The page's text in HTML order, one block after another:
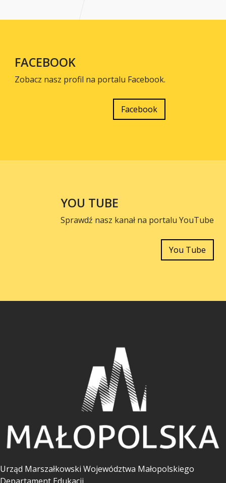
FACEBOOK
Zobacz nasz profil na portalu Facebook.
Facebook
YOU TUBE
Sprawdź nasz kanał na portalu YouTube
You Tube
Urząd Marszałkowski Województwa Małopolskiego